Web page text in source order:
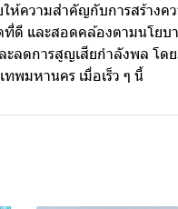
ห้ความสำคัญกับการสร้างค
และสอดคล้องตามนโยบ
ะลดการสูญเสียกำลังพล โ
ทพมหานคร เมื่อเร็ว ๆ นี้